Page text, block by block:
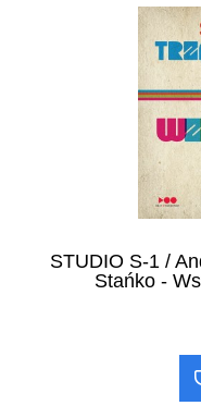
STUDIO S-1 /
Stańko -